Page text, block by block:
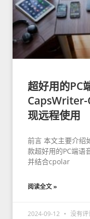
超好用的PC
现远程使用
前言 本文主要介绍
款超好用的PC端语
并结合cpolar
阅读全文 »
2024-09-12 没有评